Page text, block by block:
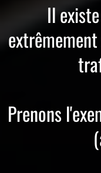
Il
Prenons